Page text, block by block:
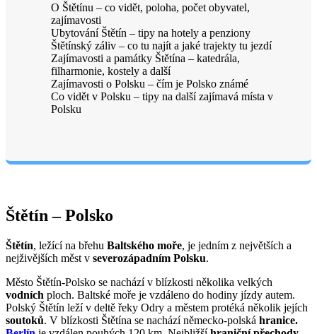
O Štětínu – co vidět, poloha, počet obyvatel,
zajímavosti
Ubytování Štětín – tipy na hotely a penziony
Štětínský záliv – co tu najít a jaké trajekty tu jezdí
Zajímavosti a památky Štětína – katedrála,
filharmonie, kostely a další
Zajímavosti o Polsku – čím je Polsko známé
Co vidět v Polsku – tipy na další zajímavá místa v
Polsku
Štětín – Polsko
Štětín, ležící na břehu Baltského moře, je jedním z největších a
nejživějších měst v severozápadním Polsku.
Město Štětín-Polsko se nachází v blízkosti několika velkých
vodních ploch. Baltské moře je vzdáleno do hodiny jízdy autem.
Polský Štětín leží v deltě řeky Odry a městem protéká několik jejích
soutoků. V blízkosti Štětína se nachází německo-polská hranice.